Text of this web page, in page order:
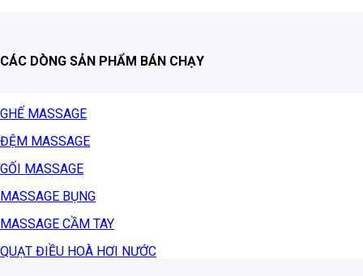
CÁC DÒNG SẢN PHẨM BÁN CHẠY
GHẾ MASSAGE
ĐỆM MASSAGE
GỐI MASSAGE
MASSAGE BỤNG
MASSAGE CẦM TAY
QUẠT ĐIỀU HOÀ HƠI NƯỚC